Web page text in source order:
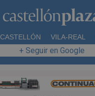
CASTELLÓN VILA-REAL
+ Seguir en Google